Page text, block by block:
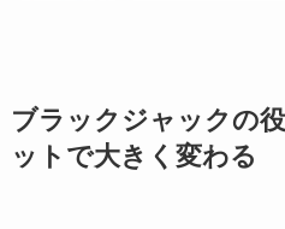
ブラックジャックの
ットで大きく変わる